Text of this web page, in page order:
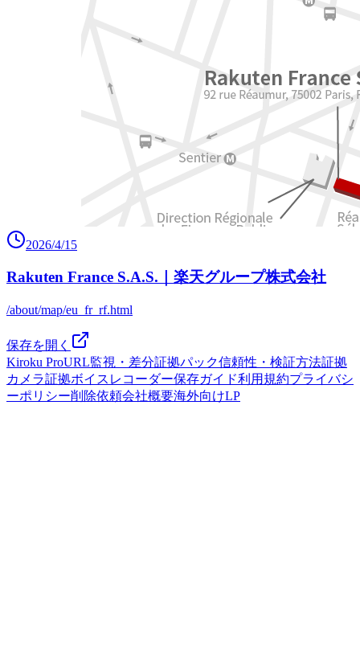
2026/4/15
Rakuten France S.A.S.｜楽天グループ株式会社
/about/map/eu_fr_rf.html
保存を開く
Kiroku ProURL監視・差分証拠パック信頼性・検証方法証拠
カメラ証拠ボイスレコーダー保存ガイド利用規約プライバシ
ーポリシー削除依頼会社概要海外向けLP